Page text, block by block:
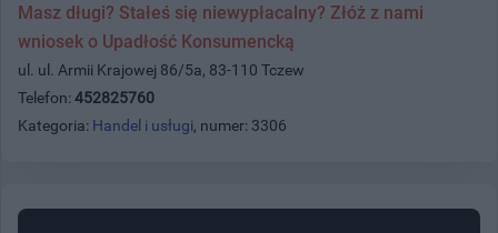
Masz długi? Stałeś się niewypłacalny? Złóż z nami
wniosek o Upadłość Konsumencką
ul. ul. Armii Krajowej 86/5a, 83-110 Tczew
Telefon: 452825760
Kategoria: Handel i usługi, numer: 3306